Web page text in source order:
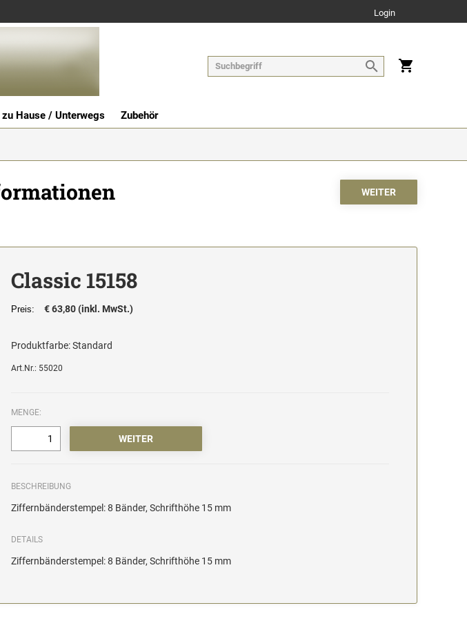
Login
Hause / Unterwegs Zubehör
Classic 15158
Preis: € 63,80 (inkl. MwSt.)
Produktfarbe:Standard
Art.Nr.: 55020
MENGE:
BESCHREIBUNG
Ziffernbänderstempel: 8 Bänder, Schrifthöhe 15 mm
DETAILS
Ziffernbänderstempel: 8 Bänder, Schrifthöhe 15 mm